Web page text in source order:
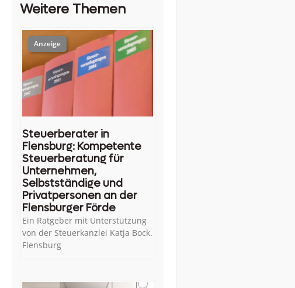
Weitere Themen
Steuerberater in
Flensburg: Kompetente
Steuerberatung für
Unternehmen,
Selbstständige und
Privatpersonen an der
Flensburger Förde
Ein Ratgeber mit Unterstützung
von der Steuerkanzlei Katja Bock.
Flensburg